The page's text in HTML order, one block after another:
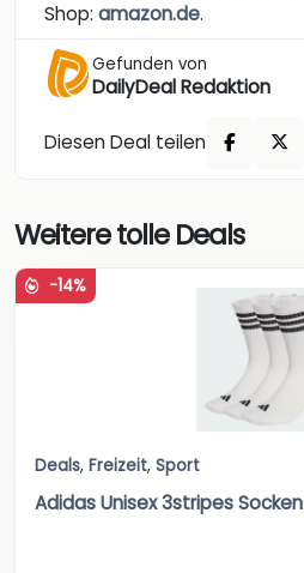
Shop: amazon.de.
Gefunden von
DailyDeal Redaktion
Diesen Deal teilen
Weitere tolle Deals
-14%
Deals, Freizeit, Sport
Adidas Unisex 3stripes Socken